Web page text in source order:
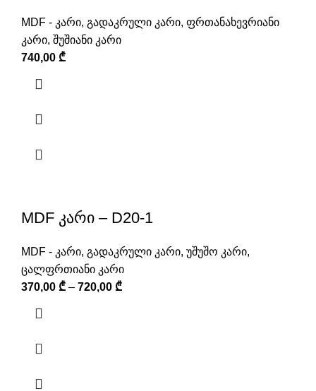
MDF - კარი, გადაკრული კარი, ფრთანახევრიანი
კარი, შუშიანი კარი
740,00 ₾
MDF კარი – D20-1
MDF - კარი, გადაკრული კარი, უშუშო კარი,
ცალფრთიანი კარი
370,00 ₾ – 720,00 ₾